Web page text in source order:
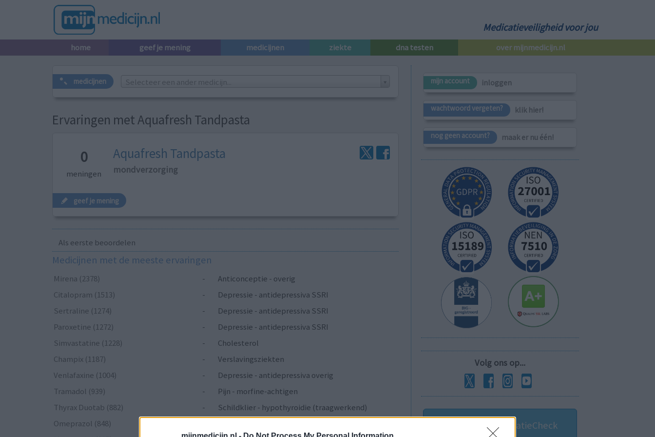
Medicatieveiligheid voor jou
home geef je mening medicijnen ziekte dna testen over mijnmedicijn.nl
medicijnen Selecteer een ander medicijn...
Ervaringen met Aquafresh Tandpasta
0
meningen
Aquafresh Tandpasta
mondverzorging
geef je mening
Als eerste beoordelen
Medicijnen met de meeste ervaringen
Mirena (2378) -
Anticonceptie - overig
Citalopram (1513)
-
Depressie - antidepressiva SSRI
Sertraline (1274)
-
Depressie - antidepressiva SSRI
Paroxetine (1272)
-
Depressie - antidepressiva SSRI
Simvastatine (1228)
-
Cholesterol
Champix (1187)
-
Verslavingsziekten
Venlafaxine (1004)
-
Depressie - antidepressiva overig
Tramadol (939)
-
Pijn - morfine-achtigen
Thyrax Duotab (882)
-
Schildklier - hypothyroidie (traagwerkend)
Omeprazol (848)
mijn account inloggen
wachtwoord vergeten? klik hier!
nog geen account? maak er nu één!
Volg ons op...
MedicatieCombinatieCheck